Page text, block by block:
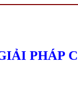
PHÁP